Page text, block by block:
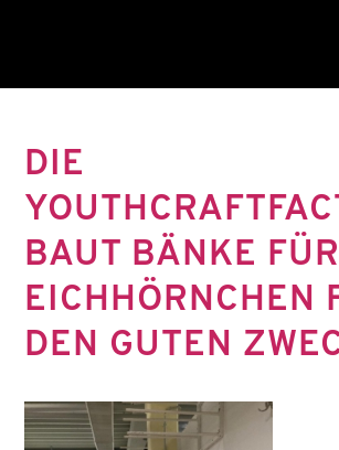
DIE
BAUT BÄNKE FÜR
EICHHÖRNCHEN
DEN GUTEN